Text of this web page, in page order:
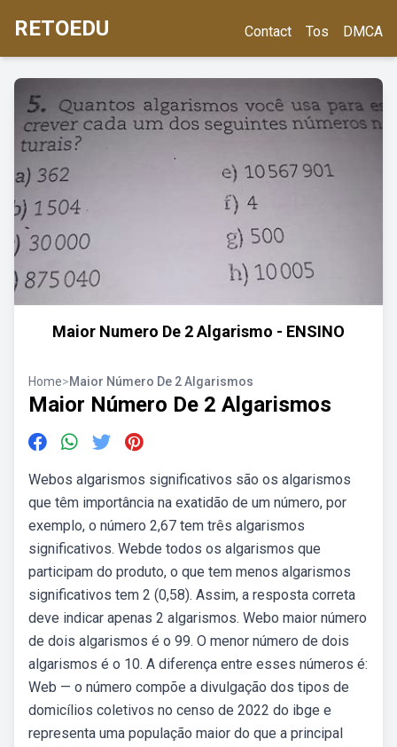
RETOEDU Contact Tos DMCA
Maior Numero De 2 Algarismo - ENSINO
Home>Maior Número De 2 Algarismos
Maior Número De 2 Algarismos
Webos algarismos significativos são os algarismos
que têm importância na exatidão de um número, por
exemplo, o número 2,67 tem três algarismos
significativos. Webde todos os algarismos que
participam do produto, o que tem menos algarismos
significativos tem 2 (0,58). Assim, a resposta correta
deve indicar apenas 2 algarismos. Webo maior número
de dois algarismos é o 99. O menor número de dois
algarismos é o 10. A diferença entre esses números é:
Web — o número compõe a divulgação dos tipos de
domicílios coletivos no censo de 2022 do ibge e
representa uma população maior do que a principal